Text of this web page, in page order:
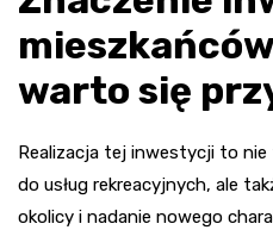
warto się
Realizacja tej inwestycji to
do usług rekreacyjnych, ale
okolicy i nadanie nowego